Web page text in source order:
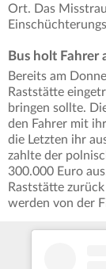
Ort. Das
Bus holt Fahrer
Bereits am
Raststätte
bringen sollte.
den Fahrer mit
die Letzten ihr
zahlte der
300.000 Euro
Raststätte
werden von der